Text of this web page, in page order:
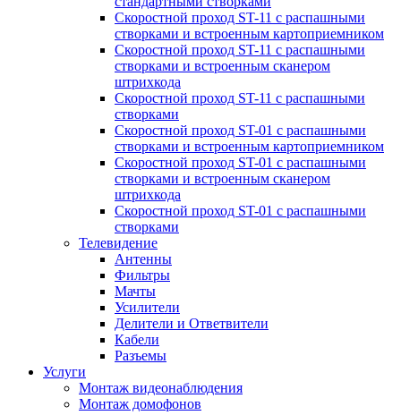
Скоростной проход ST-11 с распашными
створками и встроенным картоприемником
Скоростной проход ST-11 с распашными
створками и встроенным сканером
штрихкода
Скоростной проход ST-11 с распашными
створками
Скоростной проход ST-01 с распашными
створками и встроенным картоприемником
Скоростной проход ST-01 с распашными
створками и встроенным сканером
штрихкода
Скоростной проход ST-01 с распашными
створками
Телевидение
Антенны
Фильтры
Мачты
Усилители
Делители и Ответвители
Кабели
Разъемы
Услуги
Монтаж видеонаблюдения
Монтаж домофонов